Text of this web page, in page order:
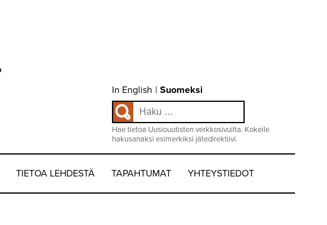
Choose
language
Valitse
kieli:
In English | Suomeksi
Haku:
Hae tietoa Uusiouutisten verkkosivuilta. Kokeile
hakusanaksi esimerkiksi jätedirektiivi.
TIETOA LEHDESTÄ TAPAHTUMAT YHTEYSTIEDOT